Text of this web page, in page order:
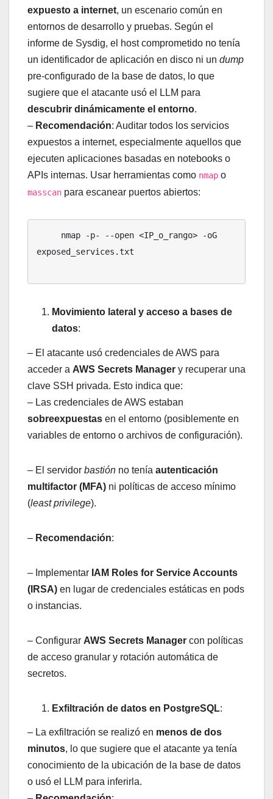
expuesto a internet, un escenario común en
entornos de desarrollo y pruebas. Según el
informe de Sysdig, el host comprometido no tenía
un identificador de aplicación en disco ni un dump
pre-configurado de la base de datos, lo que
sugiere que el atacante usó el LLM para
descubrir dinámicamente el entorno.
– Recomendación: Auditar todos los servicios
expuestos a internet, especialmente aquellos que
ejecuten aplicaciones basadas en notebooks o
APIs internas. Usar herramientas como nmap o
masscan para escanear puertos abiertos:
exposed_services.txt
Movimiento lateral y acceso a bases de
datos:
– El atacante usó credenciales de AWS para
acceder a AWS Secrets Manager y recuperar una
clave SSH privada. Esto indica que:
– Las credenciales de AWS estaban
sobreexpuestas en el entorno (posiblemente en
variables de entorno o archivos de configuración).
– El servidor bastión no tenía autenticación
multifactor (MFA) ni políticas de acceso mínimo
(least privilege).
– Recomendación:
– Implementar IAM Roles for Service Accounts
(IRSA) en lugar de credenciales estáticas en pods
o instancias.
– Configurar AWS Secrets Manager con políticas
de acceso granular y rotación automática de
secretos.
Exfiltración de datos en PostgreSQL:
– La exfiltración se realizó en menos de dos
minutos, lo que sugiere que el atacante ya tenía
conocimiento de la ubicación de la base de datos
o usó el LLM para inferirla.